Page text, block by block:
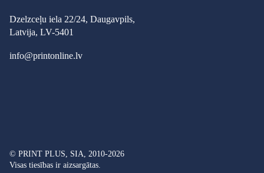
Dzelzceļu iela 22/24, Daugavpils,
Latvija, LV-5401
info@printonline.lv
© PRINT PLUS, SIA, 2010-2026
Visas tiesības ir aizsargātas.